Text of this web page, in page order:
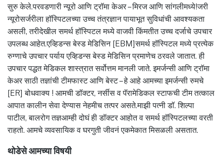
सुरु केले.परवडणारी न्यूरो आणि ट्रॉमा केअर – मिरज आणि सांगलीमध्ये!जरी
न्यूरोसर्जरीला हॉस्पिटलच्या उच्च तंत्रज्ञान पायाभूत सुविधांची आवश्यकता
असली, तरीदेखील समर्थ हॉस्पिटल मध्ये वाजवी किंमतीत उच्च दर्जाचे उपचार
उपलब्ध आहेत.एव्हिडन्स बेस्ड मेडिसिन [EBM]समर्थ हॉस्पिटल मध्ये प्रत्येक
रुग्णाचे उपचार पर्याय एव्हिडन्स बेस्ड मेडिसिन प्रमाणेच ठरवले जातात. ही
उपचार पद्धत मेडिकल शास्त्रात सर्वोत्तम मानली जाते. इमर्जन्सी आणि ट्रॉमा
केअर साठी तज्ञांची टीमफास्ट आणि बेस्ट – हे आहे आमच्या इमर्जन्सी रुमचे
[ER] बोधवाक्य ! आमची डॉक्टर, नर्सीस व पॅरामेडिकल स्टाफची टीम तत्काल
आपात कालीन सेवा देण्यास नेहमीच तत्पर असते.माझी पत्नी डॉ. शिल्पा
पाटील, बालरोग तज्ञआम्ही दोघं ही डॉक्टर आहोत व समर्थ हॉस्पिटलच्या वरती
राहतो. आमचे व्यवसायिक व घरगुती जीवनं एकमेकात मिसळली असतात.
थोडेसे आमच्या विषयी